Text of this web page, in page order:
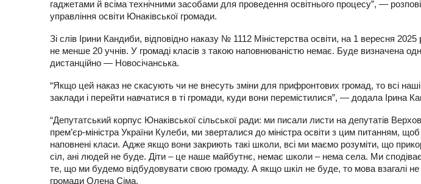
гаджетами й всіма технічними засобами для проведення освітнього процесу”, —
управління освіти Юнаківської громади.
Зі слів Ірини Кандиби, відповідно наказу № 1112 Міністерства освіти, на 1 вересня
не менше 20 учнів. У громаді класів з такою наповнюваністю немає. Буде визначена
дистанційно — Новосічанська.
“Якщо цей наказ не скасують чи не внесуть зміни для прифронтових громад, то всі
заклади і перейти навчатися в ті громади, куди вони перемістилися”, — додала Ірина
“Депутатський корпус Юнаківської сільської ради: ми писали листи на депутатів
прем’єр-міністра України Кулеби, ми зверталися до міністра освіти з цим питанням,
наповнені класи. Адже якщо вони закриють такі школи, всі ми маємо розуміти, що
сіл, ані людей не буде. Діти – це наше майбутнє, немає школи – нема села. Ми
те, що ми будемо відбудовувати свою громаду. А якщо шкіл не буде, то мова взагалі
громади Олена Сіма.